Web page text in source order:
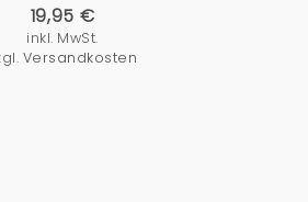
19,95 €
inkl. MwSt.
Versandkosten